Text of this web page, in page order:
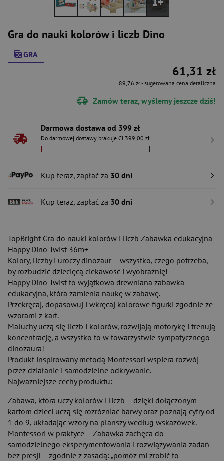
Gra do nauki kolorów i liczb Dino
GRA
61,31 zł
89,76 zł- sugerowana cena detaliczna
Zamów teraz, wyślemy jeszcze dziś!
Darmowa dostawa od 399 zł
Do darmowej dostawy brakuje Ci 399,00 zł
Kup teraz, zapłać za 30 dni
Kup teraz, zapłać za 30 dni
TopBright Gra do nauki kolorów i liczb Zabawka edukacyjna
Happy Dino Twist 36m+
Kolory, liczby i uroczy dinozaur – wszystko, czego potrzeba,
by rozbudzić dziecięcą ciekawość i wyobraźnię!
Happy Dino Twist to wyjątkowa drewniana zabawka
edukacyjna, która zamienia naukę w zabawę.
Przekręcaj, dopasowuj i wkręcaj kolorowe figurki zgodnie ze
wzorami z kart.
Maluchy uczą się liczb i kolorów, rozwijają motorykę i trenują
koncentrację, a wszystko to w towarzystwie sympatycznego
dinozaura!
Produkt inspirowany metodą Montessori wspiera rozwój
przez działanie i samodzielne odkrywanie.
Najważniejsze cechy produktu:
Zabawa, która uczy kolorów i liczb – dzięki dołączonym
kartom dzieci uczą się rozróżniać barwy oraz poznają cyfry od
1 do 9, układając wzory na planszy według wskazówek.
Montessori w praktyce – Zabawka zachęca do
samodzielnego eksperymentowania i rozwiązywania zadań
bez presji – zgodnie z zasadą: „pomóż mi zrobić to